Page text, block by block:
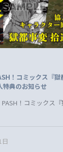
！コミックス『獄
典のお知らせ
！コミックス『